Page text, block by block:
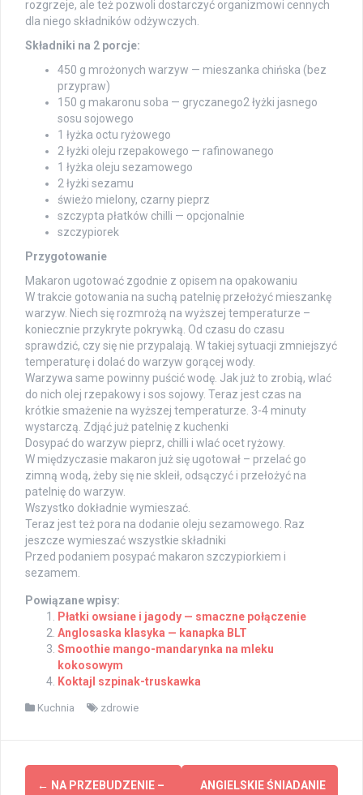
rozgrzeje, ale też pozwoli dostarczyć organizmowi cennych
dla niego składników odżywczych.
Składniki na 2 porcje:
450 g mrożonych warzyw — mieszanka chińska (bez
przypraw)
150 g makaronu soba — gryczanego2 łyżki jasnego
sosu sojowego
1 łyżka octu ryżowego
2 łyżki oleju rzepakowego — rafinowanego
1 łyżka oleju sezamowego
2 łyżki sezamu
świeżo mielony, czarny pieprz
szczypta płatków chilli — opcjonalnie
szczypiorek
Przygotowanie
Makaron ugotować zgodnie z opisem na opakowaniu
W trakcie gotowania na suchą patelnię przełożyć mieszankę
warzyw. Niech się rozmrożą na wyższej temperaturze –
koniecznie przykryte pokrywką. Od czasu do czasu
sprawdzić, czy się nie przypalają. W takiej sytuacji zmniejszyć
temperaturę i dolać do warzyw gorącej wody.
Warzywa same powinny puścić wodę. Jak już to zrobią, wlać
do nich olej rzepakowy i sos sojowy. Teraz jest czas na
krótkie smażenie na wyższej temperaturze. 3-4 minuty
wystarczą. Zdjąć już patelnię z kuchenki
Dosypać do warzyw pieprz, chilli i wlać ocet ryżowy.
W międzyczasie makaron już się ugotował – przelać go
zimną wodą, żeby się nie skleił, odsączyć i przełożyć na
patelnię do warzyw.
Wszystko dokładnie wymieszać.
Teraz jest też pora na dodanie oleju sezamowego. Raz
jeszcze wymieszać wszystkie składniki
Przed podaniem posypać makaron szczypiorkiem i
sezamem.
Powiązane wpisy:
Płatki owsiane i jagody — smaczne połączenie
Anglosaska klasyka — kanapka BLT
Smoothie mango-mandarynka na mleku
kokosowym
Koktajl szpinak-truskawka
Kuchnia zdrowie
Post
← NA PRZEBUDZENIE – ANGIELSKIE ŚNIADANIE